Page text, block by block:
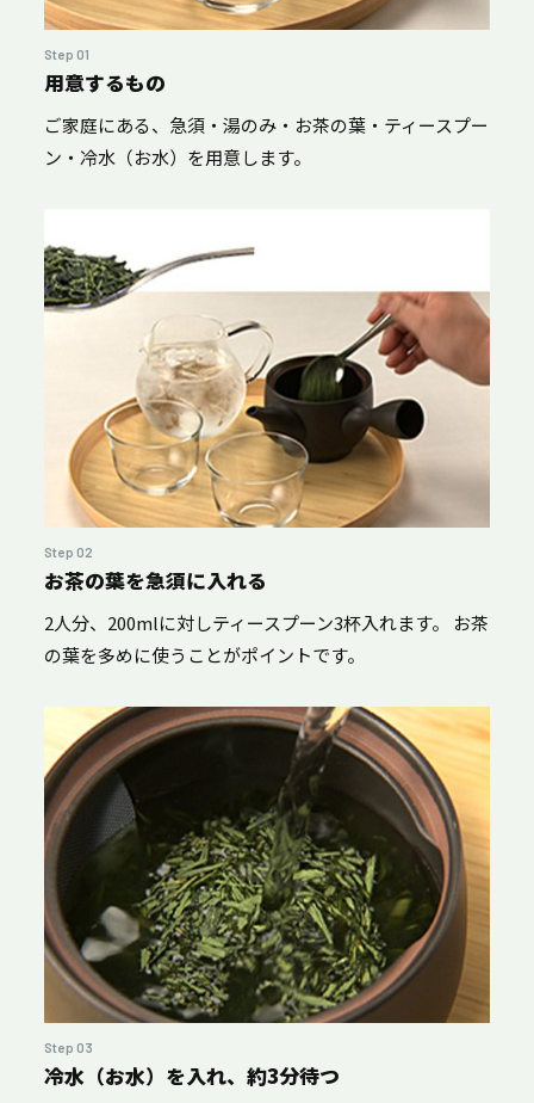
Step 01
用意するもの
ご家庭にある、急須・湯のみ・お茶の葉・ティースプー
ン・冷水（お水）を用意します。
Step 02
お茶の葉を急須に入れる
2人分、200mlに対しティースプーン3杯入れます。 お茶
の葉を多めに使うことがポイントです。
Step 03
冷水（お水）を入れ、約3分待つ